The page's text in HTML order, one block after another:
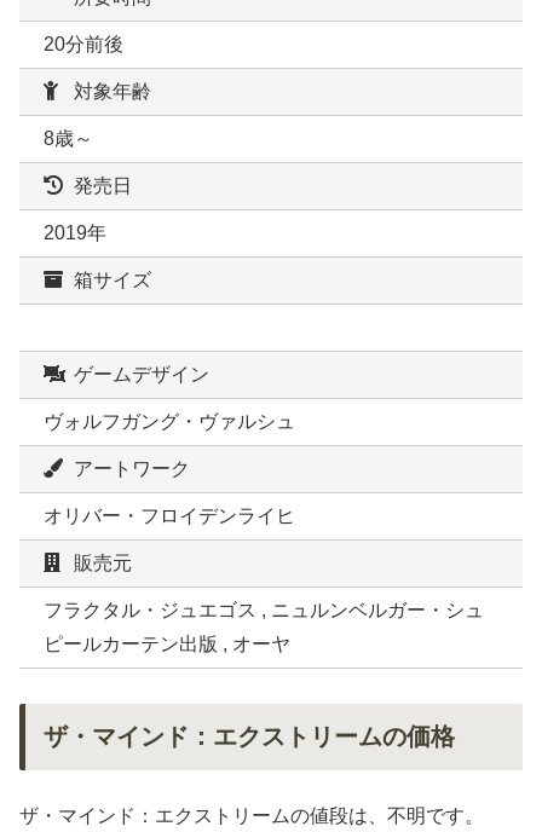
20分前後
対象年齢
8歳～
発売日
2019年
箱サイズ
ゲームデザイン
ヴォルフガング・ヴァルシュ
アートワーク
オリバー・フロイデンライヒ
販売元
フラクタル・ジュエゴス , ニュルンベルガー・シュ
ピールカーテン出版 , オーヤ
ザ・マインド：エクストリームの価格
ザ・マインド：エクストリームの値段は、不明です。